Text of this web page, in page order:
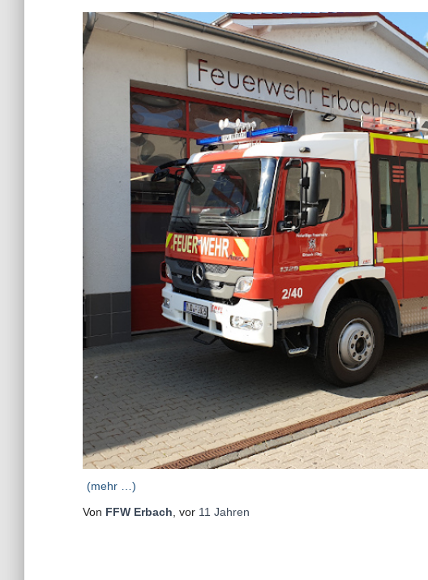
(mehr …)
Von FFW Erbach , vor 11 Jahren